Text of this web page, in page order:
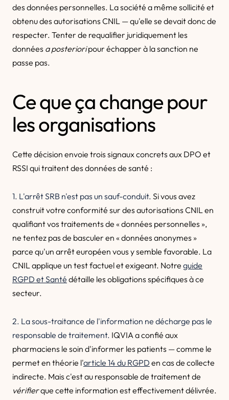
des données personnelles. La société a même sollicité et
obtenu des autorisations CNIL — qu'elle se devait donc de
respecter. Tenter de requalifier juridiquement les
données a posterioripour échapper à la sanction ne
passe pas.
Ce que ça change pour
les organisations
Cette décision envoie trois signaux concrets aux DPO et
RSSI qui traitent des données de santé :
1. L'arrêt SRB n'est pas un sauf-conduit. Si vous avez
construit votre conformité sur des autorisations CNIL en
qualifiant vos traitements de « données personnelles »,
ne tentez pas de basculer en « données anonymes »
parce qu'un arrêt européen vous y semble favorable. La
CNIL applique un test factuel et exigeant. Notre guide
RGPD et Santé détaille les obligations spécifiques à ce
secteur.
2. La sous-traitance de l'information ne décharge pas le
responsable de traitement. IQVIA a confié aux
pharmaciens le soin d'informer les patients — comme le
permet en théorie l'article 14 du RGPD en cas de collecte
indirecte. Mais c'est au responsable de traitement de
vérifierque cette information est effectivement délivrée.